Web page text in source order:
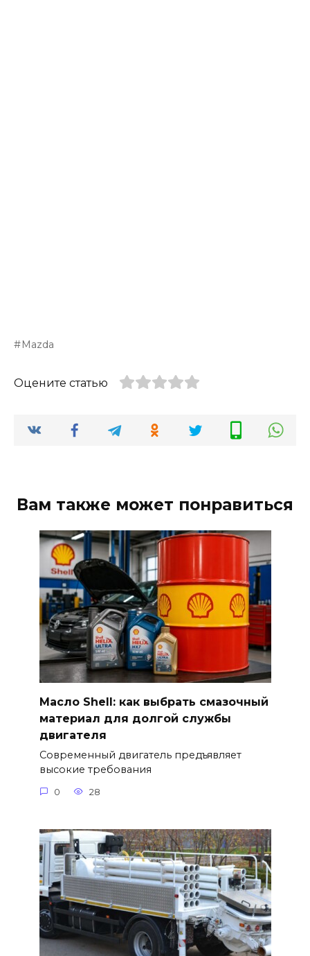
Mazda
Оцените статью
Вам также может понравиться
Масло Shell: как выбрать смазочный
материал для долгой службы
двигателя
Современный двигатель предъявляет
высокие требования
0 28